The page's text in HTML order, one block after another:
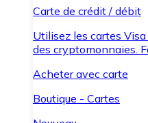
Carte de crédit / débit
Utilisez les cartes
des cryptomonnaies.
Acheter avec carte
Boutique - Cartes